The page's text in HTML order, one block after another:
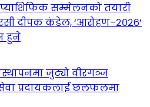
सम्मेलनको तयारी
दीपक कंडेल, ‘आरोहण–२०२६’
हुने
जुट्यो वीरगञ्ज
प्रदायकलाई छलफलमा